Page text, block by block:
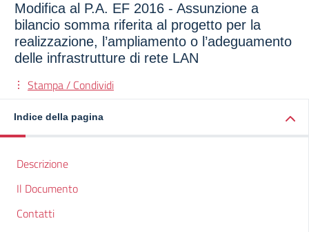
Modifica al P.A. EF 2016 - Assunzione a
bilancio somma riferita al progetto per la
realizzazione, l’ampliamento o l’adeguamento
delle infrastrutture di rete LAN
Stampa / Condividi
Indice della pagina
Descrizione
Il Documento
Contatti